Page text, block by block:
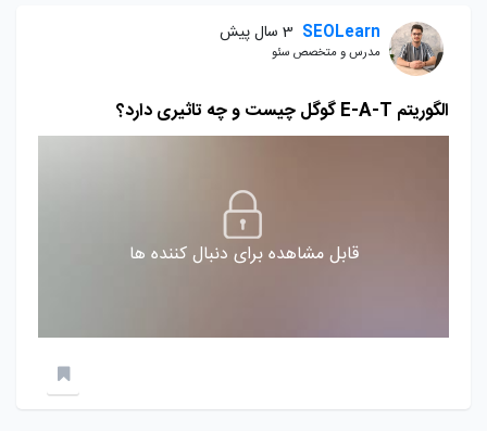
SEOLearn 3 سال پیش
مدرس و متخصص سئو
الگوریتم E-A-T گوگل چیست و چه تاثیری دارد؟
قابل مشاهده برای دنبال کننده ها